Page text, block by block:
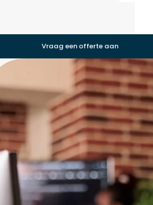
Vraag een offerte aan